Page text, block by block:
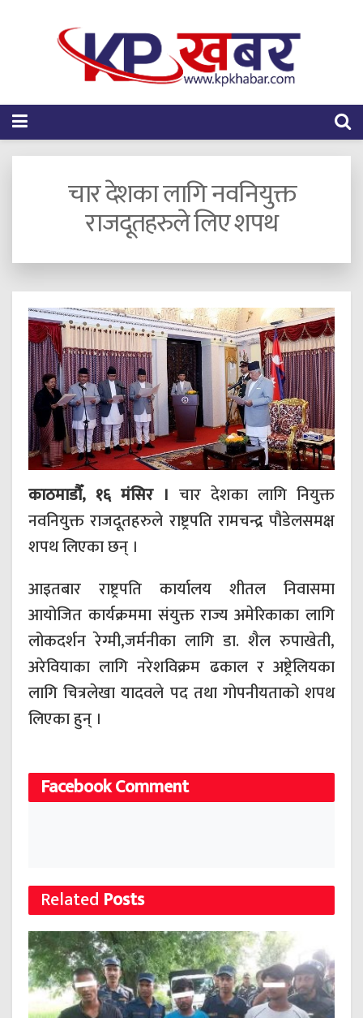
चार देशका लागि नवनियुक्त
राजदूतहरुले लिए शपथ
काठमाडौँ, १६ मंसिर । चार देशका लागि नियुक्त
नवनियुक्त राजदूतहरुले राष्ट्रपति रामचन्द्र पौडेलसमक्ष
शपथ लिएका छन् ।
आइतबार राष्ट्रपति कार्यालय शीतल निवासमा
आयोजित कार्यक्रममा संयुक्त राज्य अमेरिकाका लागि
लोकदर्शन रेग्मी,जर्मनीका लागि डा. शैल रुपाखेती,
अरेवियाका लागि नरेशविक्रम ढकाल र अष्ट्रेलियका
लागि चित्रलेखा यादवले पद तथा गोपनीयताको शपथ
लिएका हुन् ।
Facebook Comment
Related Posts